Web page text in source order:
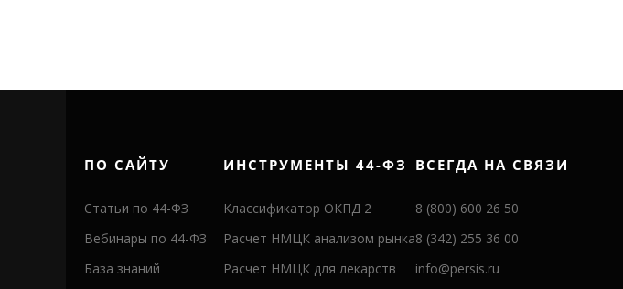
ПО САЙТУ
Статьи по 44-ФЗ
Вебинары по 44-ФЗ
База знаний
ИНСТРУМЕНТЫ 44-ФЗ
Классификатор ОКПД 2
Расчет НМЦК анализом рынка
Расчет НМЦК для лекарств
ВСЕГДА НА СВЯЗИ
8 (800) 600 26 50
8 (342) 255 36 00
info@persis.ru